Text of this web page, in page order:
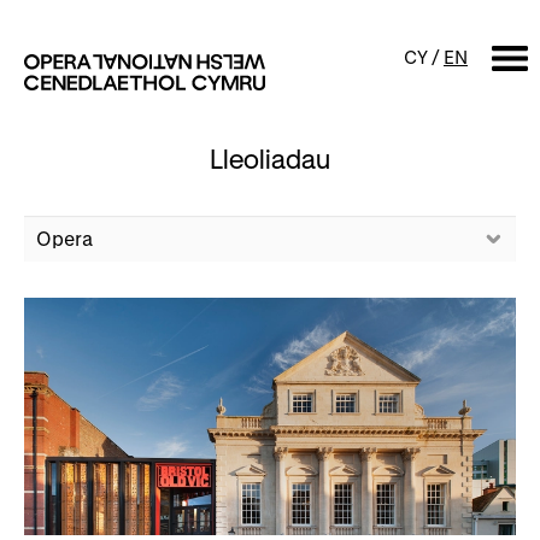
CY / EN
Digwyddiadur
Cyngherddau
sgyrsiau
Digwyddiadau i'r teulu
Perfformiad Hygyrch
Amdanom ni
Lleoliadau